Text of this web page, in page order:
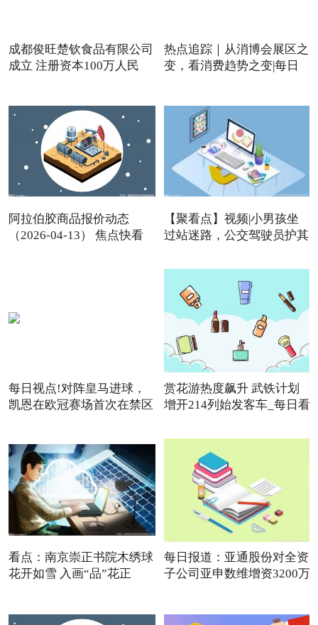
成都俊旺楚钦食品有限公司
成立 注册资本100万人民
热点追踪｜从消博会展区之
变，看消费趋势之变|每日
阿拉伯胶商品报价动态
（2026-04-13） 焦点快看
【聚看点】视频|小男孩坐
过站迷路，公交驾驶员护其
每日视点!对阵皇马进球，
凯恩在欧冠赛场首次在禁区
赏花游热度飙升 武铁计划
增开214列始发客车_每日看
看点：南京崇正书院木绣球
花开如雪 入画“品”花正
每日报道：亚通股份对全资
子公司亚申数维增资3200万